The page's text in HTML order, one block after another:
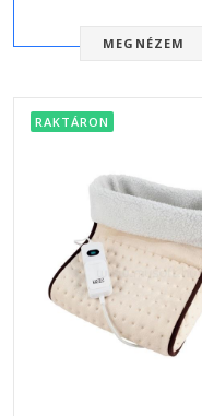
MEGNÉZEM
RAKTÁRON